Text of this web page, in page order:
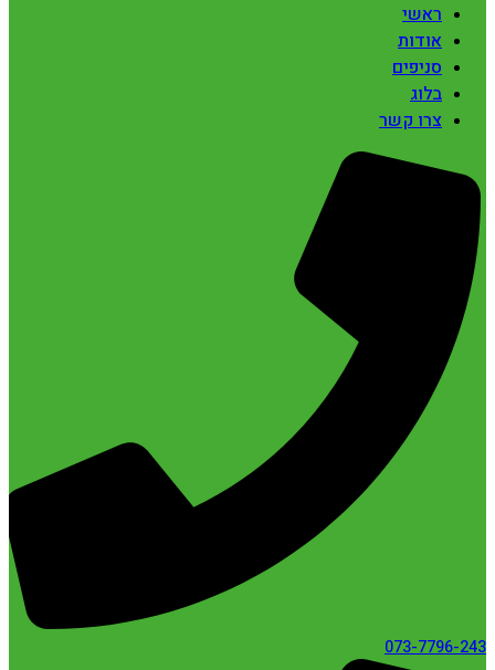
ראשי
אודות
סניפים
בלוג
צרו קשר
073-7796-243